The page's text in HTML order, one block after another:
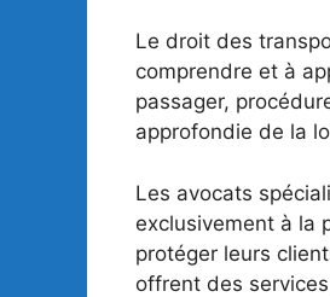
Le droit des
comprendre et à
passager,
approfondie de la
Les avocats
exclusivement à la
protéger leurs
offrent des